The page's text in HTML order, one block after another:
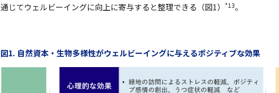
通じてウェルビーイングに向上に寄与すると整理できる（図1）
*13。
図1. 自然資本・生物多様性がウェルビーイングに与えるポジティブな効果